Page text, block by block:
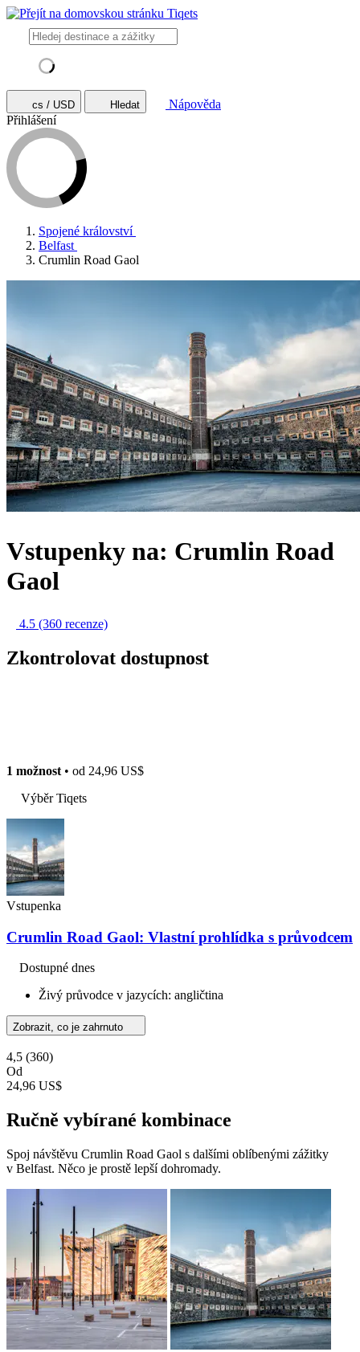
cs / USD Hledat
Nápověda
Přihlášení
Spojené království
Belfast
Crumlin Road Gaol
Vstupenky na: Crumlin Road
Gaol
4.5 (360 recenze)
Zkontrolovat dostupnost
1 možnost • od 24,96 US$
Výběr Tiqets
Vstupenka
Crumlin Road Gaol: Vlastní prohlídka s průvodcem
Dostupné dnes
Živý průvodce v jazycích: angličtina
Zobrazit, co je zahrnuto
4,5 (360)
Od
24,96 US$
Ručně vybírané kombinace
Spoj návštěvu Crumlin Road Gaol s dalšími oblíbenými zážitky
v Belfast. Něco je prostě lepší dohromady.